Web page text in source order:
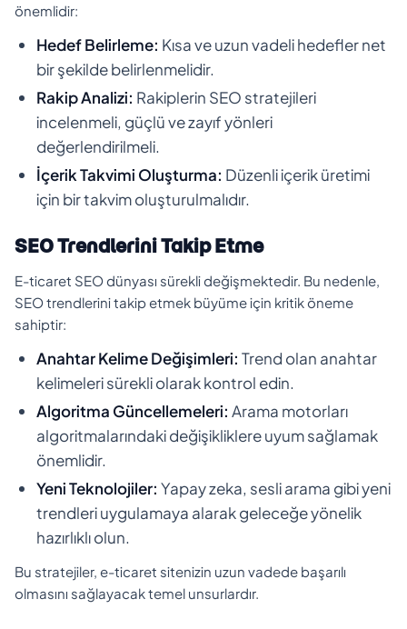
önemlidir:
Hedef Belirleme: Kısa ve uzun vadeli hedefler net
bir şekilde belirlenmelidir.
Rakip Analizi: Rakiplerin SEO stratejileri
incelenmeli, güçlü ve zayıf yönleri
değerlendirilmeli.
İçerik Takvimi Oluşturma: Düzenli içerik üretimi
için bir takvim oluşturulmalıdır.
SEO Trendlerini Takip Etme
E-ticaret SEO dünyası sürekli değişmektedir. Bu nedenle,
SEO trendlerini takip etmek büyüme için kritik öneme
sahiptir:
Anahtar Kelime Değişimleri: Trend olan anahtar
kelimeleri sürekli olarak kontrol edin.
Algoritma Güncellemeleri: Arama motorları
algoritmalarındaki değişikliklere uyum sağlamak
önemlidir.
Yeni Teknolojiler: Yapay zeka, sesli arama gibi yeni
trendleri uygulamaya alarak geleceğe yönelik
hazırlıklı olun.
Bu stratejiler, e-ticaret sitenizin uzun vadede başarılı
olmasını sağlayacak temel unsurlardır.